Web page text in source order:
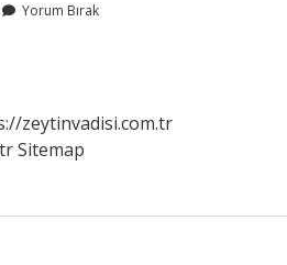
Yorum Bırak
zeytinvadisi.com.tr
Sitemap